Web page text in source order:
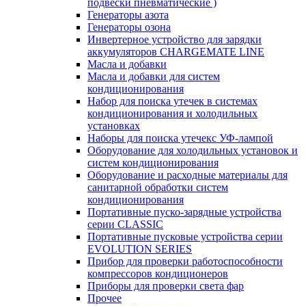
подвески пневматические )
Генераторы азота
Генераторы озона
Инвертерное устройство для зарядки
аккумуляторов CHARGEMATE LINE
Масла и добавки
Масла и добавки для систем
кондиционирования
Набор для поиска утечек в системах
кондиционирования и холодильных
установках
Наборы для поиска утечекс УФ-лампой
Оборудование для холодильных установок и
систем кондиционирования
Оборудование и расходные материалы для
санитарной обработки систем
кондиционирования
Портативные пуско-зарядные устройства
серии CLASSIC
Портативные пусковые устройства серии
EVOLUTION SERIES
Прибор для проверки работоспособности
компрессоров кондиционеров
Приборы для проверки света фар
Прочее